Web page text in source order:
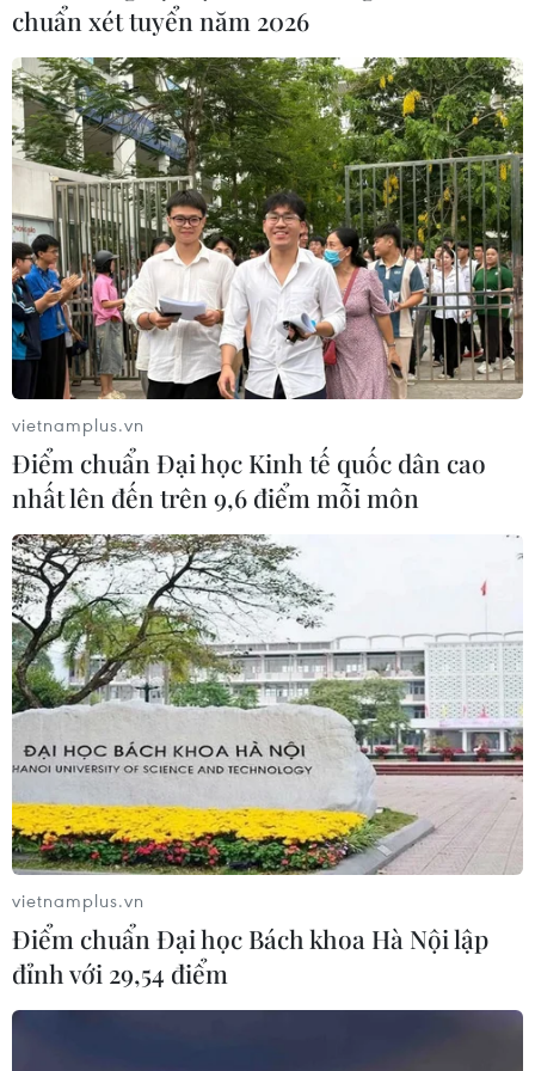
chuẩn xét tuyển năm 2026
vietnamplus.vn
Điểm chuẩn Đại học Kinh tế quốc dân cao
nhất lên đến trên 9,6 điểm mỗi môn
vietnamplus.vn
Điểm chuẩn Đại học Bách khoa Hà Nội lập
đỉnh với 29,54 điểm